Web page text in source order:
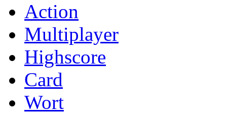
Action
Multiplayer
Highscore
Card
Wort